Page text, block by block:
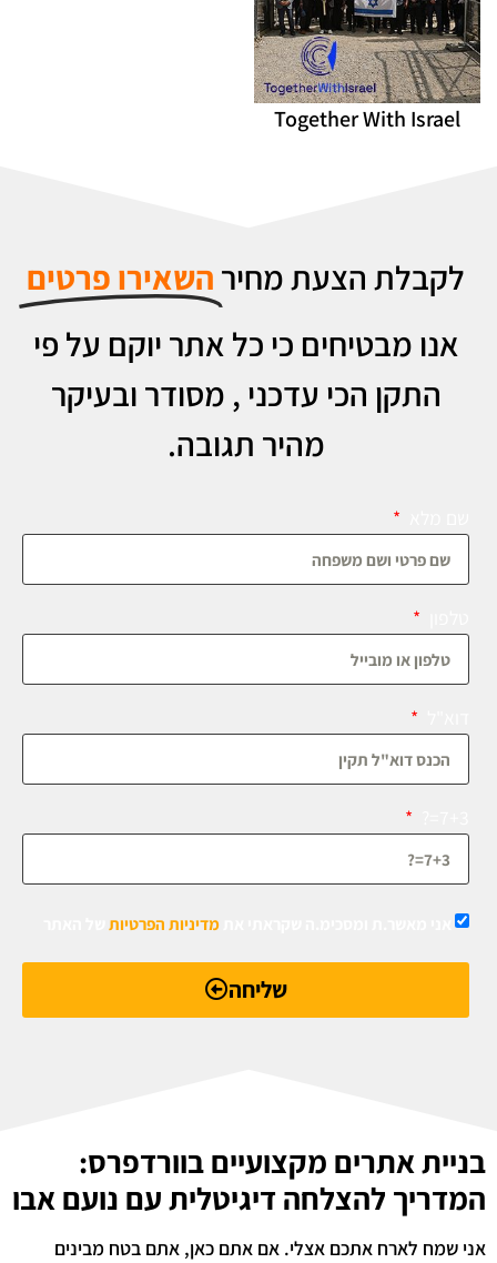
Together With Israel
לקבלת הצעת מחיר השאירו פרטים
אנו מבטיחים כי כל אתר יוקם על פי
התקן הכי עדכני , מסודר ובעיקר
מהיר תגובה.
מדיניות הפרטיות
שליחה
בניית אתרים מקצועיים בוורדפרס:
המדריך להצלחה דיגיטלית עם נועם אבו
אני שמח לארח אתכם אצלי. אם אתם כאן, אתם בטח מבינים